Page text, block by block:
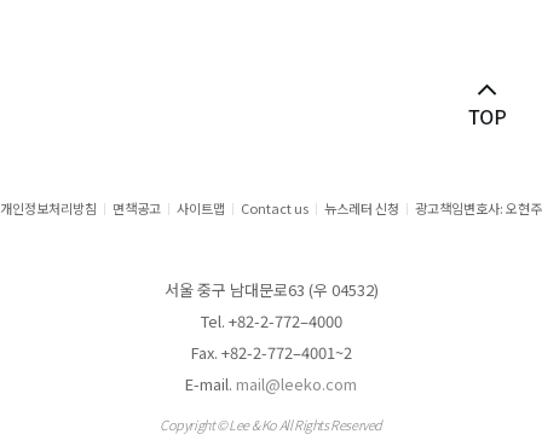
개인정보처리방침 면책공고 사이트맵 Contact us 뉴스레터 신청 광고책임변호사: 오현주
서울 중구 남대문로63 (우 04532)
Tel. +82-2-772–4000
Fax. +82-2-772–4001~2
E-mail. mail@leeko.com
Copyright © Lee & Ko All Rights Reserved